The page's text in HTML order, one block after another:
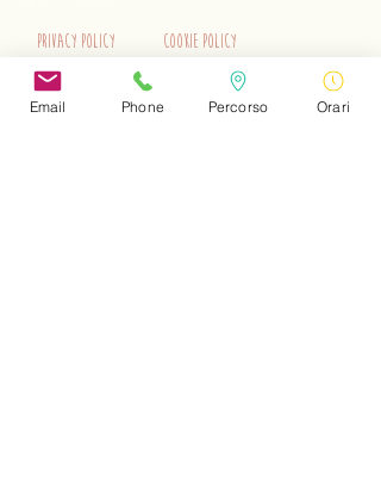
Privacy Policy Cookie Policy
EN Privacy Policy EN Cookie Policy
Email Phone Percorso Orari